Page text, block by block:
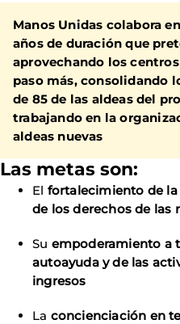
Manos Unidas colabora
años de duración que
aprovechando los
paso más, consolidando
de 85 de las aldeas del
trabajando en la
aldeas nuevas
Las metas son:
El fortalecimiento de
de los derechos de las
Su empoderamiento a
autoayuda y de las
ingresos
La concienciación en